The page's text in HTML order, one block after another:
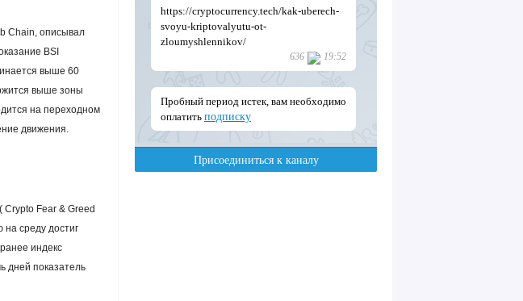
Chain, описывал
BSI
выше 60
выше зоны
на переходном
движения.
Fear & Greed
среду достиг
индекс
дней показатель